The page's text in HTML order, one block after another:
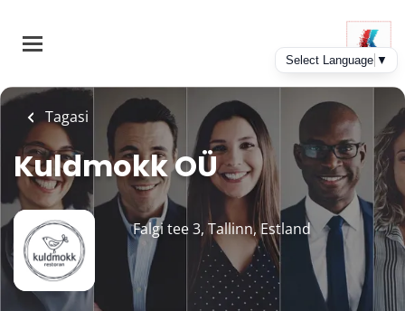
main
Tagasi
Kuldmokk OÜ
Falgi tee 3, Tallinn, Estland